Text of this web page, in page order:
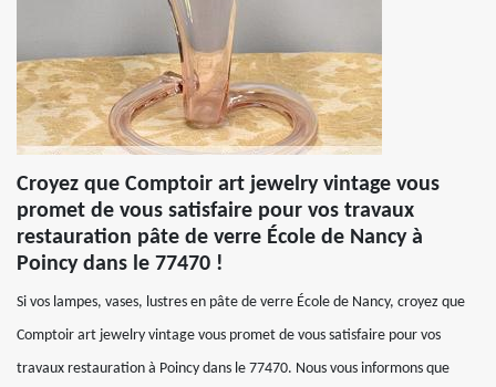
Croyez que Comptoir art jewelry vintage vous
promet de vous satisfaire pour vos travaux
restauration pâte de verre École de Nancy à
Poincy dans le 77470 !
Si vos lampes, vases, lustres en pâte de verre École de Nancy, croyez que
Comptoir art jewelry vintage vous promet de vous satisfaire pour vos
travaux restauration à Poincy dans le 77470. Nous vous informons que